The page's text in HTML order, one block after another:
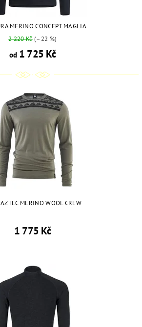
MERINO CONCEPT MAGLIA
2 220 Kč(–22 %)
od1 725 Kč
MERINO WOOL CREW
1 775 Kč